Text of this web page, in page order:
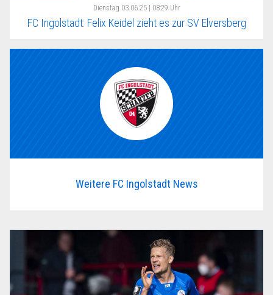
Dienstag 03.06.25 | 08:29 Uhr
FC Ingolstadt: Felix Keidel zieht es zur SV Elversberg
Weitere FC Ingolstadt News